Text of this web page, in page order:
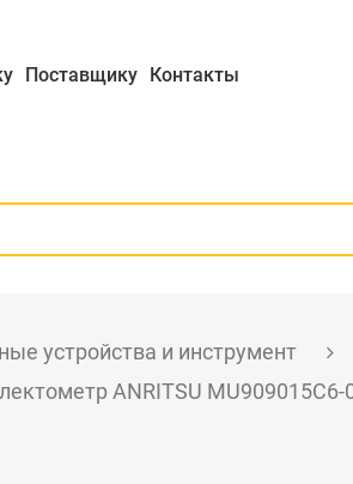
Поставщику Контакты
устройства и инструмент
ANRITSU MU909015C6-